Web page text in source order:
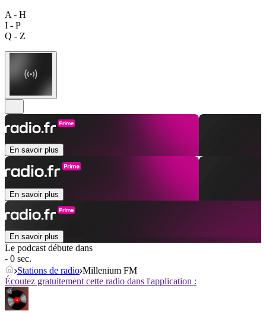
A - H
I - P
Q - Z
En savoir plus
En savoir plus
En savoir plus
Le podcast débute dans
- 0 sec.
Stations de radio Millenium FM
Écoutez gratuitement cette radio dans l'application :